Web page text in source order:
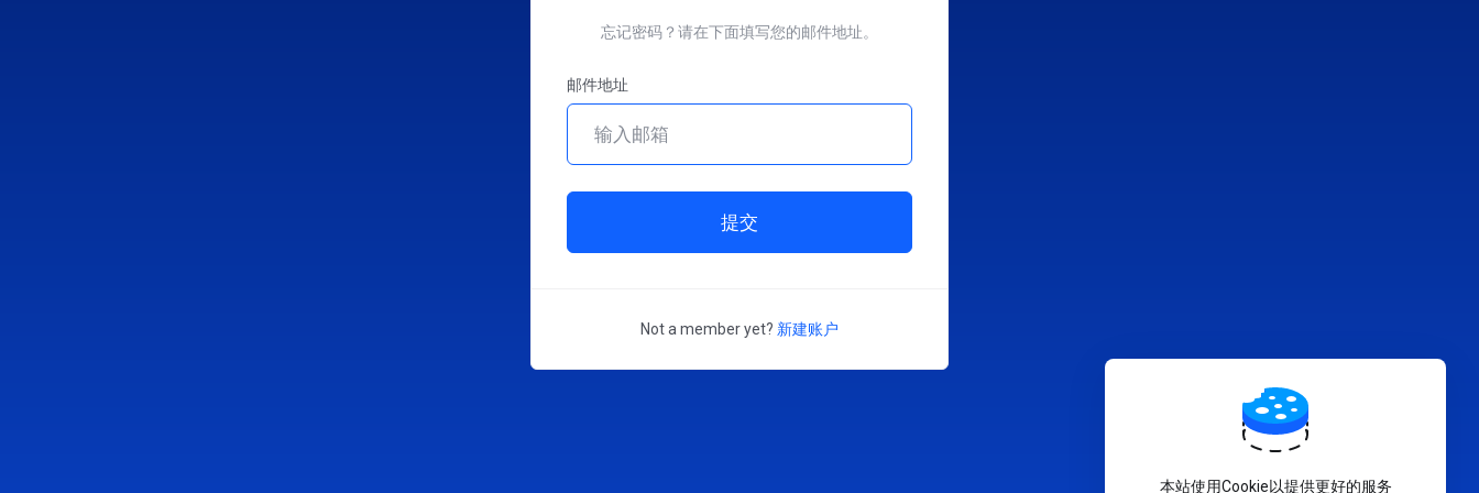
忘记密码？请在下面填写您的邮件地址。
邮件地址
提交
Not a member yet? 新建账户
本站使用Cookie以提供更好的服务